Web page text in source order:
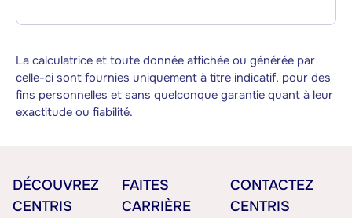
La calculatrice et toute donnée affichée ou générée par
celle-ci sont fournies uniquement à titre indicatif, pour des
fins personnelles et sans quelconque garantie quant à leur
exactitude ou fiabilité.
DÉCOUVREZ
CENTRIS
FAITES
CARRIÈRE
CONTACTEZ
CENTRIS